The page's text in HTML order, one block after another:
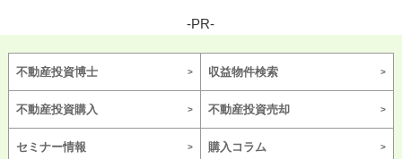
-PR-
不動産投資博士 収益物件検索
不動産投資購入 不動産投資売却
セミナー情報 購入コラム